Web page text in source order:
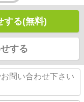
する(無料)
する
問い合わせ下さい